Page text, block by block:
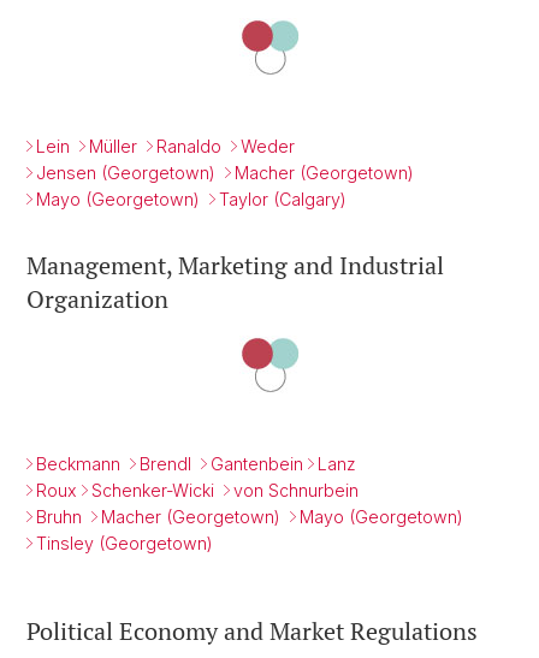
Lein Müller Ranaldo
Weder
Jensen (Georgetown)
Macher (Georgetown)
Mayo (Georgetown)
Taylor (Calgary)
Management, Marketing and Industrial
Organization
Beckmann Brendl Gantenbein
Lanz
Roux
Schenker-Wicki
von Schnurbein
Bruhn
Macher (Georgetown)
Mayo (Georgetown)
Tinsley (Georgetown)
Political Economy and Market Regulations